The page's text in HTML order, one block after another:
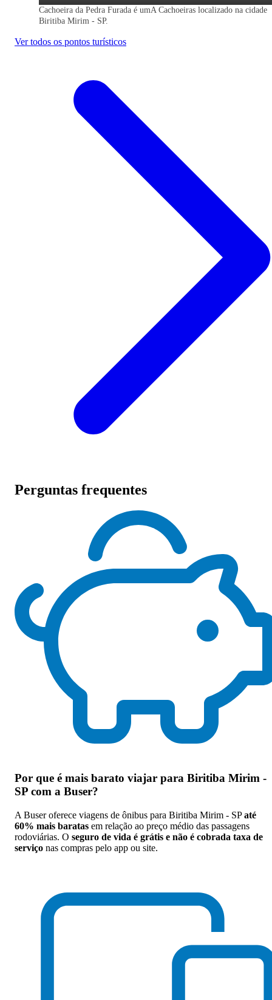
Cachoeira da Pedra Furada é umA Cachoeiras localizado na cidade
Biritiba Mirim - SP.
Ver todos os pontos turísticos
Perguntas frequentes
Por que é mais barato viajar para Biritiba Mirim -
SP com a Buser?
A Buser oferece viagens de ônibus para Biritiba Mirim - SPaté
60% mais baratas em relação ao preço médio das passagens
rodoviárias. O seguro de vida é grátis e não é cobrada taxa de
serviço nas compras pelo app ou site.